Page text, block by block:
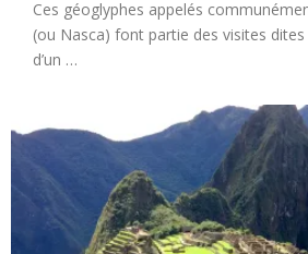
Ces géoglyphes appelés
(ou Nasca) font partie des visites
d’un …